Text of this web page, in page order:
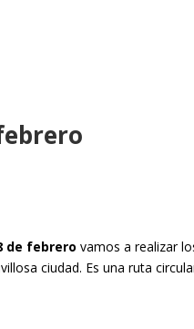
de febrerovamos a realizar
ciudad. Es una ruta